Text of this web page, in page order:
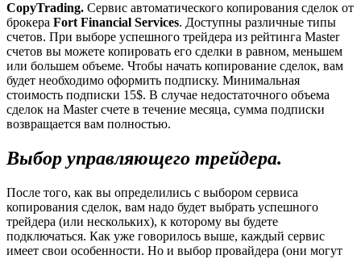
CopyTrading. Сервис автоматического копирования сделок от
брокера Fort Financial Services. Доступны различные типы
счетов. При выборе успешного трейдера из рейтинга Master
счетов вы можете копировать его сделки в равном, меньшем
или большем объеме. Чтобы начать копирование сделок, вам
будет необходимо оформить подписку. Минимальная
стоимость подписки 15$. В случае недостаточного объема
сделок на Master счете в течение месяца, сумма подписки
возвращается вам полностью.
Выбор управляющего трейдера.
После того, как вы определились с выбором сервиса
копирования сделок, вам надо будет выбрать успешного
трейдера (или нескольких), к которому вы будете
подключаться. Как уже говорилось выше, каждый сервис
имеет свои особенности. Но и выбор провайдера (они могут